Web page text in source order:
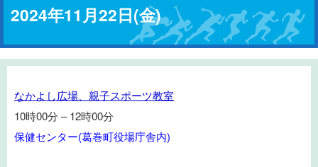
2024年11月22日(金)
な
し
なかよし広場、親子スポーツ教室
10時00分 – 12時00分
保健センター(葛巻町役場庁舎内)